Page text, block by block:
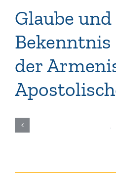
Glaube und
Bekenntnis
der